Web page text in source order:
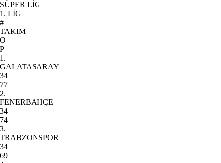
SÜPER LİG
1. LİG
#
TAKIM
O
P
1.
GALATASARAY
34
77
2.
FENERBAHÇE
34
74
3.
TRABZONSPOR
34
69